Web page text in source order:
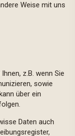
Weise mit uns
z.B. wenn Sie
sowie
über ein
Daten auch